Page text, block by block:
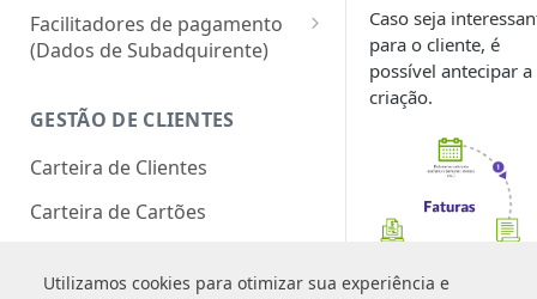
Utilizamos cookies para otimizar sua experiência e
Utilizamos cookies para otimizar sua experiência e
Programa de Retentativa das
[Visa] Novo prazo para captura
[MasterCard] Campo MAC -
Merchant Advice Code
CIT
Marketplace: Dados
Mínimos de Cadastro para
Resolução 264/346: Interface
Facilitadores de pagamento
(Dados de Subadquirente)
para Sublojistas
Envio de MCC em Cadastro de
Sublojistas CPF
Endereço do SubMerchant
GESTÃO DE CLIENTES
Carteira de Clientes
Carteira de Cartões
Caso seja
para o cliente, é
possível antecipar a
criação.